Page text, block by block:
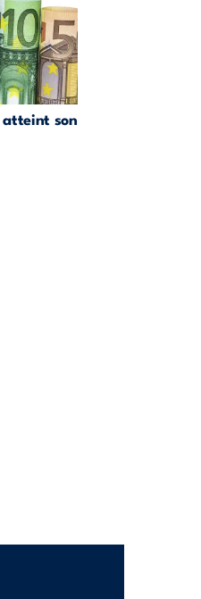
atteint son